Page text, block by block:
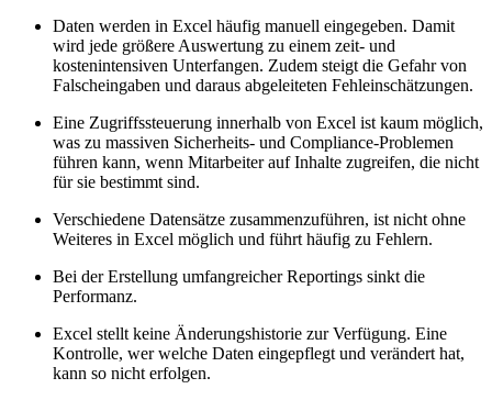
Daten werden in Excel häufig manuell eingegeben. Damit
wird jede größere Auswertung zu einem zeit- und
kostenintensiven Unterfangen. Zudem steigt die Gefahr von
Falscheingaben und daraus abgeleiteten Fehleinschätzungen.
Eine Zugriffssteuerung innerhalb von Excel ist kaum möglich,
was zu massiven Sicherheits- und Compliance-Problemen
führen kann, wenn Mitarbeiter auf Inhalte zugreifen, die nicht
für sie bestimmt sind.
Verschiedene Datensätze zusammenzuführen, ist nicht ohne
Weiteres in Excel möglich und führt häufig zu Fehlern.
Bei der Erstellung umfangreicher Reportings sinkt die
Performanz.
Excel stellt keine Änderungshistorie zur Verfügung. Eine
Kontrolle, wer welche Daten eingepflegt und verändert hat,
kann so nicht erfolgen.